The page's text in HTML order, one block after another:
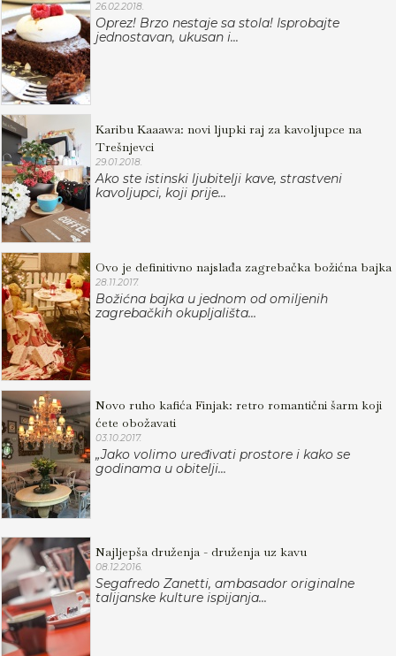
26.02.2018.
Oprez! Brzo nestaje sa stola! Isprobajte
jednostavan, ukusan i...
Karibu Kaaawa: novi ljupki raj za kavoljupce na
Trešnjevci
29.01.2018.
Ako ste istinski ljubitelji kave, strastveni
kavoljupci, koji prije...
Ovo je definitivno najslađa zagrebačka božićna bajka
28.11.2017.
Božićna bajka u jednom od omiljenih
zagrebačkih okupljališta…
Novo ruho kafića Finjak: retro romantični šarm koji
ćete obožavati
03.10.2017.
„Jako volimo uređivati prostore i kako se
godinama u obitelji...
Najljepša druženja - druženja uz kavu
08.12.2016.
Segafredo Zanetti, ambasador originalne
talijanske kulture ispijanja...